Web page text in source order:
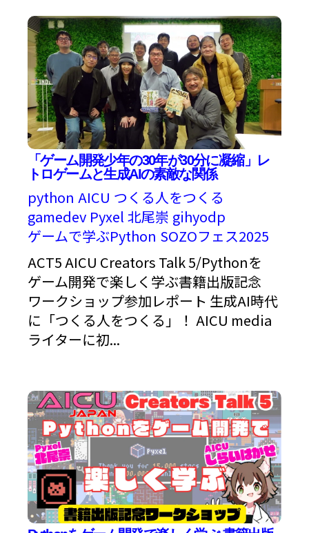
「ゲーム開発少年の30年が30分に凝縮」レ
トロゲームと生成AIの素敵な関係
python AICU つくる人をつくる
gamedev Pyxel 北尾崇 gihyodp
ゲームで学ぶPython SOZOフェス2025
ACT5 AICU Creators Talk 5/Pythonを
ゲーム開発で楽しく学ぶ書籍出版記念
ワークショップ参加レポート 生成AI時代
に「つくる人をつくる」！ AICU media
ライターに初...